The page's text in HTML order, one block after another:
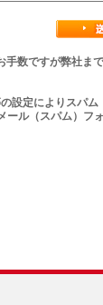
数ですが弊社まで
設定によりスパム
ール（スパム）フ